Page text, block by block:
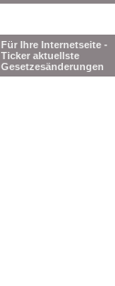
Für Ihre Internetseite -
Ticker aktuellste
Gesetzesänderungen